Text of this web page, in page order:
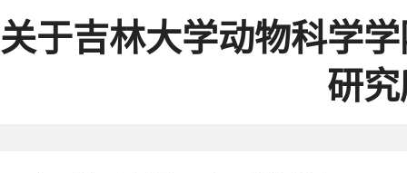
关于吉林大学动物科学
研